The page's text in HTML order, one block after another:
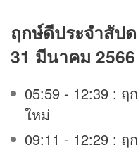
ฤกษ์ดีประจำสัป
31 มีนาคม 2566
05:59 - 12:39 :
ใหม่
09:11 - 12:29 :